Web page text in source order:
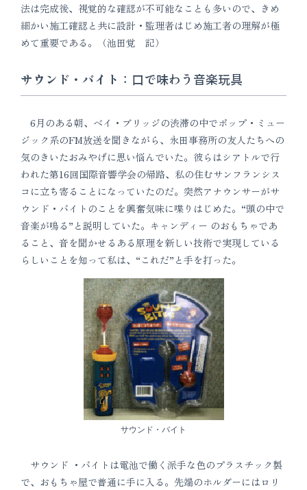
法は完成後、視覚的な確認が不可能なことも多いので、きめ
細かい施工確認と共に設計・監理者はじめ施工者の理解が極
めて重要である。（池田覚 記）
サウンド・バイト：口で味わう音楽玩具
6月のある朝、ベイ・ブリッジの渋滞の中でポップ・ミュー
ジック系のFM放送を聞きながら、永田事務所の友人たちへの
気のきいたおみやげに思い悩んでいた。彼らはシアトルで行
われた第16回国際音響学会の帰路、私の住むサンフランシス
コに立ち寄ることになっていたのだ。突然アナウンサーがサ
ウンド・バイトのことを興奮気味に喋りはじめた。“頭の中で
音楽が鳴る”と説明していた。キャンディー のおもちゃであ
ること、音を聞かせるある原理を新しい技術で実現している
らしいことを知って私は、“これだ”と手を打った。
サウンド・バイト
サウンド ・バイトは電池で働く派手な色のプラスチック製
で、おもちゃ屋で普通に手に入る。先端のホルダーにはロリ